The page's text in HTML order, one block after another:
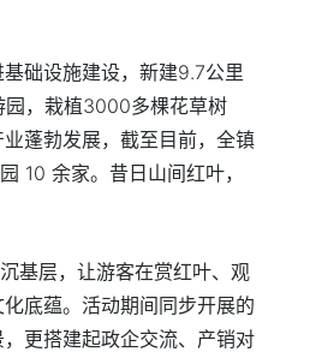
础设施建设，新建9.7公里
园，栽植3000多棵花草树
蓬勃发展，截至目前，全镇
10 余家。昔日山间红叶，
基层，让游客在赏红叶、观
底蕴。活动期间同步开展的
更搭建起政企交流、产销对